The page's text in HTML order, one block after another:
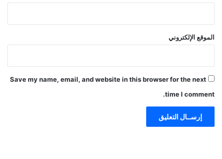
الموقع الإلكتروني
Save my name, email, and website in this browser for the next
time I comment.